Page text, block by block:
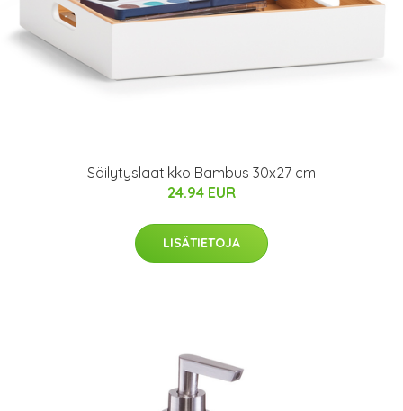
Säilytyslaatikko Bambus 30x27 cm
24.94 EUR
LISÄTIETOJA